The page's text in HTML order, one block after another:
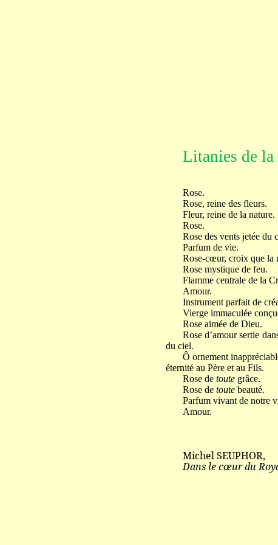
Litanies de la
Rose.
Rose, reine des fleurs.
Fleur, reine de la nature.
Rose.
Rose des vents jetée du
Parfum de vie.
Rose-cœur, croix que la
Rose mystique de feu.
Flamme centrale de la
Amour.
Instrument parfait de
Vierge immaculée
Rose aimée de Dieu.
Rose d’amour sertie
du ciel.
Ô ornement
éternité au Père et au Fils.
Rose de toutegrâce.
Rose de toutebeauté.
Parfum vivant de notre
Amour.
Michel SEUPHOR,
Dans le cœur du